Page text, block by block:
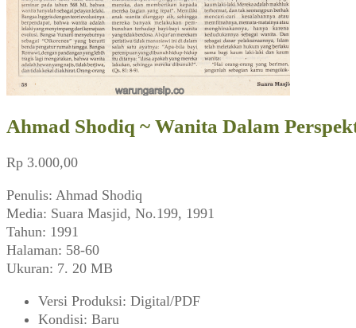
Ahmad Shodiq ~ Wanita Dalam
Rp 3.000,00
Penulis: Ahmad Shodiq
Media: Suara Masjid, No.199, 1991
Tahun: 1991
Halaman: 58-60
Ukuran: 7. 20 MB
Versi Produksi: Digital/PDF
Kondisi: Baru